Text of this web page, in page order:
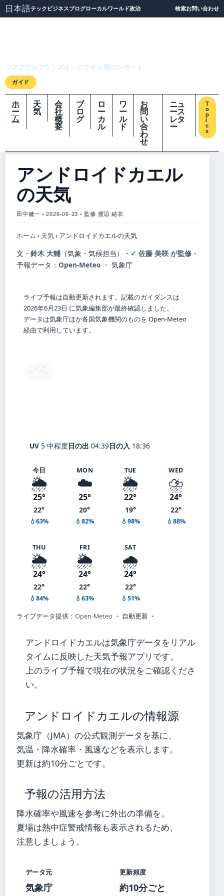
日本語テック ビジネスブログローカルワールド政治 検索お問い合わせ
ジアプアンフウンズオンエクオム 朝のレポート
ガイド
ホ
ー
ム
天
気
会
社
概
要
ブ
ロ
グ
ロ
ー
カ
ル
ワ
ー
ル
ド
お
問
い
合
わ
せ
ニュ
ース
レタ
ー
T
o
p
i
c
s
アンドロイドカエル
の天気
田中健一 • 2026-06-23 • 監修 渡辺 結衣
ホーム › 天気› アンドロイドカエルの天気
文・ 鈴木 大輔 （気象・気候担当） ・ 佐藤 美咲 が監修 ・
予報データ： Open-Meteo ・ 気象庁
ライブ予報は自動更新されます。記載のガイダンスは
2026年6月23日 に気象編集部が最終確認しました。
データは気象庁ほか各国気象機関のものを Open-Meteo
経由で利用しています。
UV 5 中程度日の出 04:39日の入 18:36
今日
🌦️
25°
22°
💧63%
MON
☁️
25°
20°
💧82%
TUE
🌦️
22°
19°
💧98%
WED
⛈️
24°
22°
💧88%
THU
🌦️
24°
22°
💧84%
FRI
🌦️
24°
22°
💧63%
SAT
🌧️
24°
22°
💧51%
ライブデータ提供： Open-Meteo ・ 自動更新 ・
アンドロイドカエルは気象庁データをリアル
タイムに反映した天気予報アプリです。
上のライブ予報で現在の状況をご確認くださ
い。
アンドロイドカエルの情報源
気象庁（JMA）の公式観測データを基に、
気温・降水確率・風速などを表示します。
更新は約10分ごとです。
予報の活用方法
降水確率や風速を参考に外出の準備を。
夏場は熱中症警戒情報も表示されるため、
注意しましょう。
データ元
気象庁
更新頻度
約10分ごと